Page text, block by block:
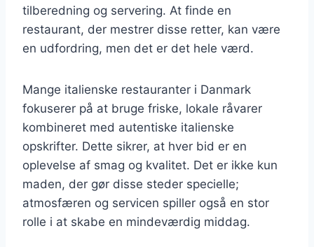
tilberedning og servering. At finde en
restaurant, der mestrer disse retter, kan være
en udfordring, men det er det hele værd.
Mange italienske restauranter i Danmark
fokuserer på at bruge friske, lokale råvarer
kombineret med autentiske italienske
opskrifter. Dette sikrer, at hver bid er en
oplevelse af smag og kvalitet. Det er ikke kun
maden, der gør disse steder specielle;
atmosfæren og servicen spiller også en stor
rolle i at skabe en mindeværdig middag.